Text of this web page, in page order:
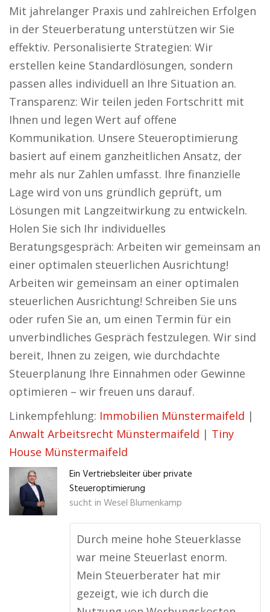
Mit jahrelanger Praxis und zahlreichen Erfolgen
in der Steuerberatung unterstützen wir Sie
effektiv. Personalisierte Strategien: Wir
erstellen keine Standardlösungen, sondern
passen alles individuell an Ihre Situation an.
Transparenz: Wir teilen jeden Fortschritt mit
Ihnen und legen Wert auf offene
Kommunikation. Unsere Steueroptimierung
basiert auf einem ganzheitlichen Ansatz, der
mehr als nur Zahlen umfasst. Ihre finanzielle
Lage wird von uns gründlich geprüft, um
Lösungen mit Langzeitwirkung zu entwickeln.
Holen Sie sich Ihr individuelles
Beratungsgespräch: Arbeiten wir gemeinsam an
einer optimalen steuerlichen Ausrichtung!
Arbeiten wir gemeinsam an einer optimalen
steuerlichen Ausrichtung! Schreiben Sie uns
oder rufen Sie an, um einen Termin für ein
unverbindliches Gespräch festzulegen. Wir sind
bereit, Ihnen zu zeigen, wie durchdachte
Steuerplanung Ihre Einnahmen oder Gewinne
optimieren – wir freuen uns darauf.
Linkempfehlung: Immobilien Münstermaifeld |
Anwalt Arbeitsrecht Münstermaifeld | Tiny
House Münstermaifeld
Ein Vertriebsleiter über private
Steueroptimierung
sucht in Wesel Blumenkamp
Durch meine hohe Steuerklasse
war meine Steuerlast enorm.
Mein Steuerberater hat mir
gezeigt, wie ich durch die